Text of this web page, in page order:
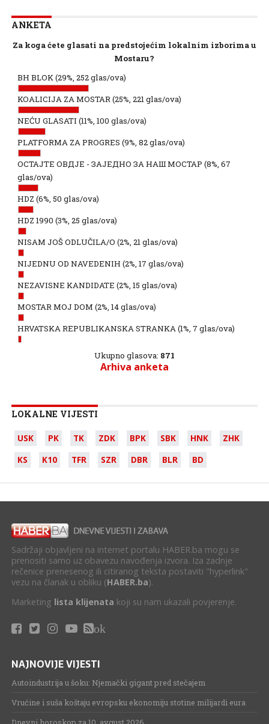
ANKETA
Za koga ćete glasati na predstojećim lokalnim izborima u
Mostaru?
BH BLOK(29%, 252 glas/ova)
KOALICIJA ZA MOSTAR(25%, 221 glas/ova)
NEĆU GLASATI (11%, 100 glas/ova)
PLATFORMA ZA PROGRES (9%, 82 glas/ova)
ОСТАЈТЕ ОВДЈЕ - ЗАЈЕДНО ЗА НАШ МОСТАР (8%, 67
glas/ova)
HDZ (6%, 50 glas/ova)
HDZ 1990 (3%, 25 glas/ova)
NISAM JOŠ ODLUČILA/O (2%, 21 glas/ova)
NIJEDNU OD NAVEDENIH (2%, 17 glas/ova)
NEZAVISNE KANDIDATE (2%, 15 glas/ova)
MOSTAR MOJ DOM (2%, 14 glas/ova)
HRVATSKA REPUBLIKANSKA STRANKA(1%, 7 glas/ova)
Ukupno glasova: 871
Arhiva anketa
LOKALNE VIJESTI
USK PK TK ZDK BPK SBK HNK
ZHK
KS
K10 TFR SZR DBR BLR BD
Sadržaji objavljeni na internet portalu HABER.ba mogu se
prenositi samo uz obavezu navođenja izvora. Iza zadnje
rečenice prenesenog ili citiranog teksta postaviti "hyperlink"
vezu na članak u obliku (HABER.ba).
Marketing lista klijenata koji su nam ukazali povjerenje.
ok
NAJNOVIJE VIJESTI
Autoindustrija u šoku: Njemački gigant pred stečajem
Vrućine i suša koštaju evropsku ekonomiju stotine milijardi eura